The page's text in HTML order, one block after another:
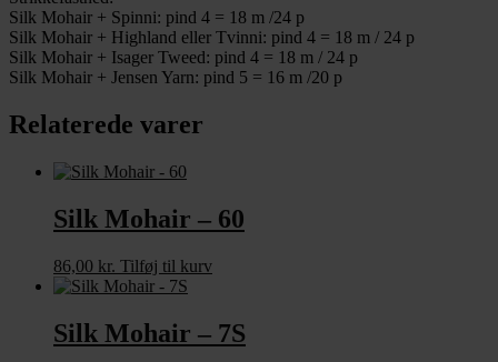
Silk Mohair + Spinni: pind 4 = 18 m /24 p
Silk Mohair + Highland eller Tvinni: pind 4 = 18 m / 24 p
Silk Mohair + Isager Tweed: pind 4 = 18 m / 24 p
Silk Mohair + Jensen Yarn: pind 5 = 16 m /20 p
Relaterede varer
Silk Mohair – 60
86,00 kr. Tilføj til kurv
Silk Mohair – 7S